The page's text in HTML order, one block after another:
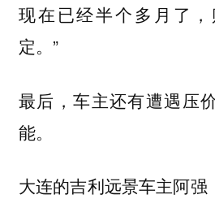
现在已经半个多月了
定。”
最后，车主还有遭遇压
能。
大连的吉利远景车主阿强